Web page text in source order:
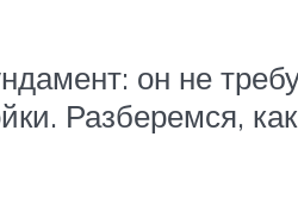
он не
Разберемся,